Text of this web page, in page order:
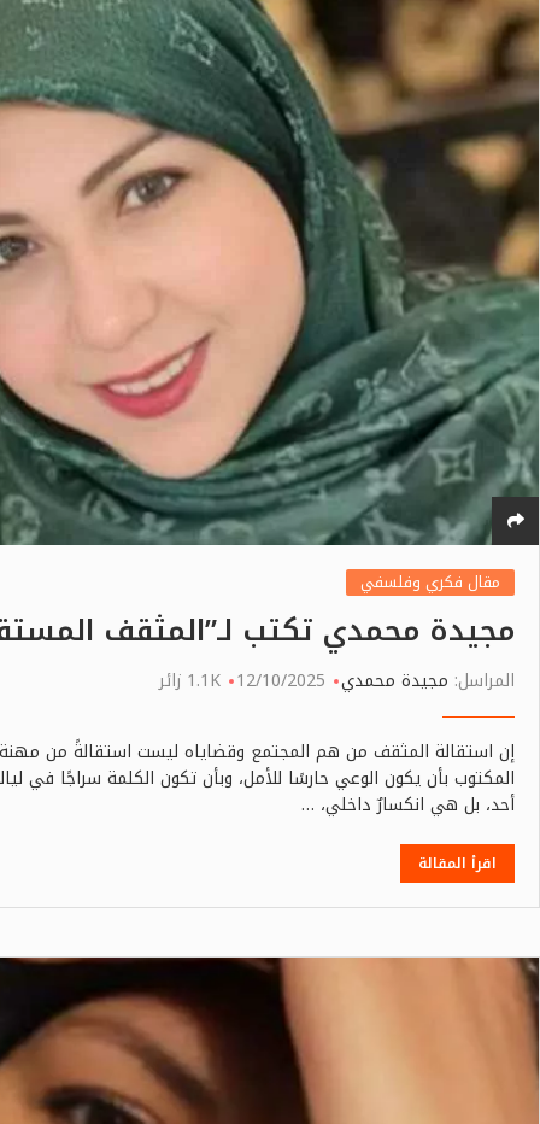
مقال فكري وفلسفي
مجيدة محمدي تكتب لـ”المثقف
المراسل: مجيدة محمدي 12/10/2025 1.1K زائر
إن استقالة المثقف من هم المجتمع وقضاياه ليست استقالةً من
المكتوب بأن يكون الوعي حارسًا للأمل، وبأن تكون الكلمة سراجًا في
أحد، بل هي انكسارٌ داخلي، …
اقرأ المقالة